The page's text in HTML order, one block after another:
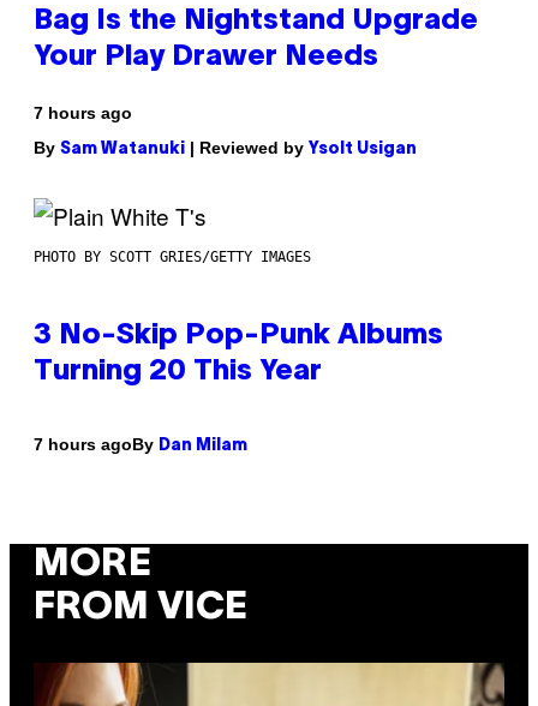
Bag Is the Nightstand Upgrade
Your Play Drawer Needs
7 hours ago
By Sam Watanuki | Reviewed by Ysolt Usigan
PHOTO BY SCOTT GRIES/GETTY IMAGES
3 No-Skip Pop-Punk Albums
Turning 20 This Year
7 hours agoBy Dan Milam
MORE
FROM VICE